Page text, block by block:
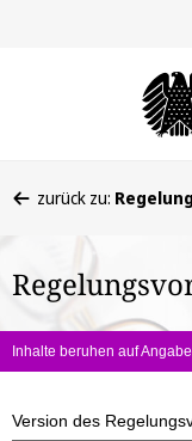
befinden
hier:
zurück zu:
Inhalte beruhen auf
Version des